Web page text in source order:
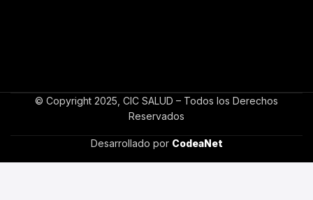
© Copyright 2025, CIC SALUD – Todos los Derechos
Reservados
Desarrollado por CodeaNet